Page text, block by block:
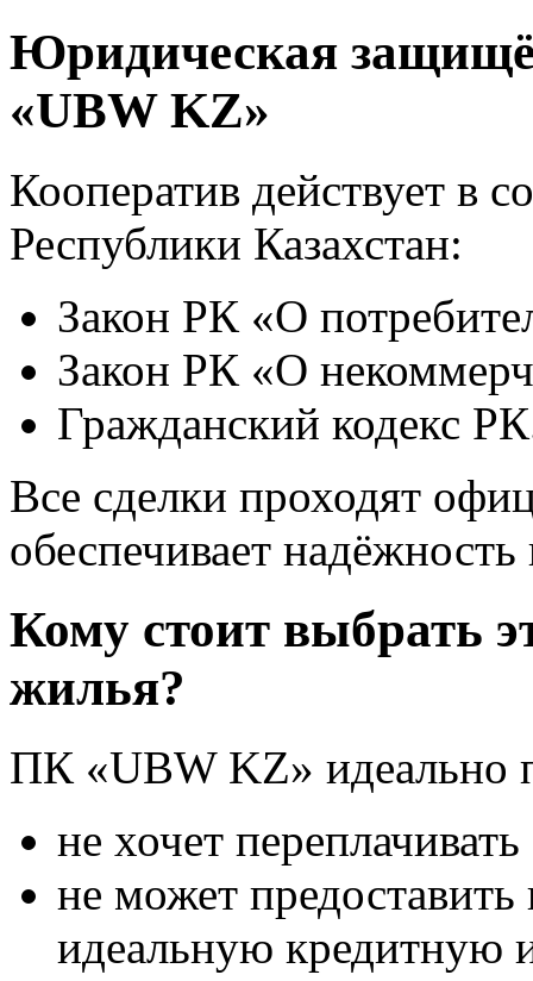
Юридическая
«UBW KZ»
Кооператив действует в
Республики Казахстан:
Закон РК «О
Закон РК «О
Гражданский кодекс
Все сделки проходят
обеспечивает
Кому стоит выбрать
жилья?
ПК «UBW KZ» идеально
не хочет
не может
идеальную кредитную